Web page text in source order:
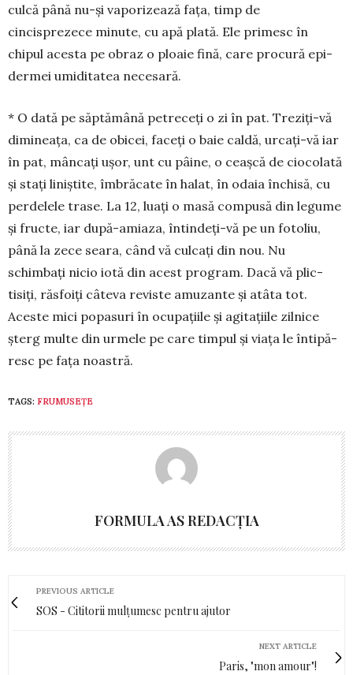
culcă până nu-și vaporizează fața, timp de
cincisprezece minute, cu apă plată. Ele primesc în
chipul acesta pe obraz o ploaie fină, care pro­cură epi­
dermei umi­di­tatea necesară.
* O dată pe săptămână pe­treceți o zi în pat. Treziți-vă
dimi­neața, ca de obicei, faceți o baie caldă, urcați-vă iar
în pat, mâncați ușor, unt cu pâine, o ceașcă de ciocolată
și stați li­niș­tite, îmbrăca­te în halat, în odaia în­chisă, cu
per­delele tra­se. La 12, luați o masă compusă din le­gume
și fructe, iar după-amiaza, întin­deți-vă pe un fo­toliu,
până la zece seara, când vă culcați din nou. Nu
schimbați nicio iotă din acest program. Dacă vă plic­
tisiți, răsfoiți câteva reviste amu­zante și atâta tot.
Aceste mici popasuri în ocu­pațiile și agitațiile zilnice
șterg mul­te din urmele pe care timpul și via­ța le întipă­
resc pe fața noastră.
TAGS: FRUMUSEȚE
FORMULA AS REDACȚIA
PREVIOUS ARTICLE
SOS - Cititorii mulțumesc pentru ajutor
NEXT ARTICLE
Paris, "mon amour"!